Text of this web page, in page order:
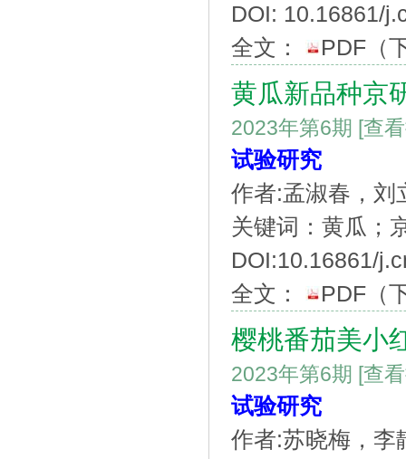
DOI: 10.16861/
全文：
PDF （
黄瓜新品种京
2023年第6期 [查
试验研究
作者:孟淑春，刘
关键词：黄瓜；
DOI:10.16861/
全文：
PDF （
樱桃番茄美小
2023年第6期 [查
试验研究
作者:苏晓梅，李